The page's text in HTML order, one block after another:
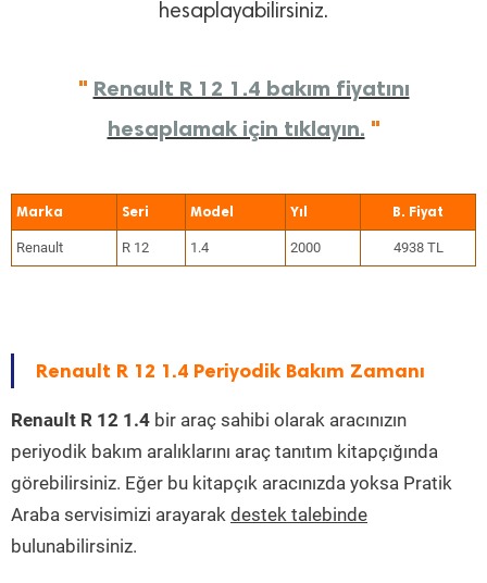
hesaplayabilirsiniz.
" Renault R 12 1.4 bakım fiyatını
hesaplamak için tıklayın. "
Marka Seri Model Yıl
Renault R 12 1.4 2000 4938 TL
Renault R 12 1.4 Periyodik Bakım Zamanı
Renault R 12 1.4 bir araç sahibi olarak aracınızın
periyodik bakım aralıklarını araç tanıtım kitapçığında
görebilirsiniz. Eğer bu kitapçık aracınızda yoksa Pratik
Araba servisimizi arayarak destek talebinde
bulunabilirsiniz.